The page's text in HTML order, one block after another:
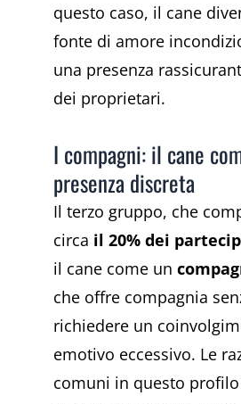
questo caso, il cane
fonte di amore
una presenza
dei proprietari.
I compagni: il cane
presenza discreta
Il terzo gruppo, che
circa il 20% dei
il cane come un
che offre compagnia
richiedere un
emotivo eccessivo. Le
comuni in questo